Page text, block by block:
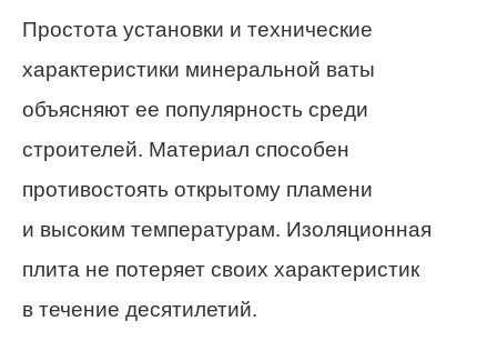
Простота установки и технические
характеристики минеральной ваты
объясняют ее популярность среди
строителей. Материал способен
противостоять открытому пламени
и высоким температурам. Изоляционная
плита не потеряет своих характеристик
в течение десятилетий.